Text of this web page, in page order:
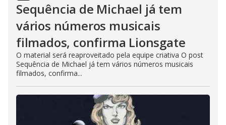
Sequência de Michael já tem
vários números musicais
filmados, confirma Lionsgate
O material será reaproveitado pela equipe criativa O post
Sequência de Michael já tem vários números musicais
filmados, confirma...